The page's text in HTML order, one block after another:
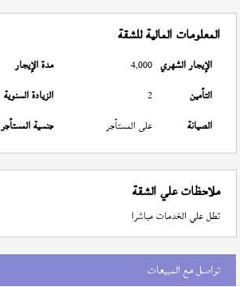
المعلومات المالية للشقة
الإيجار الشهري 4,000 مدة الإيجار
التأمين
2 الزيادة السنوية
الصيانة
على المستأجر جنسية المستأجر
ملاحظات علي الشقة
تطل علي الخدمات مباشرا
تواصل مع المبيعات